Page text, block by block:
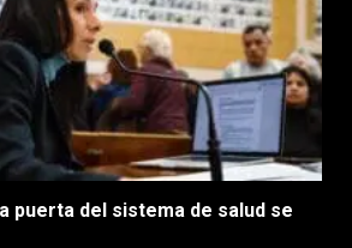
puerta del sistema de salud se